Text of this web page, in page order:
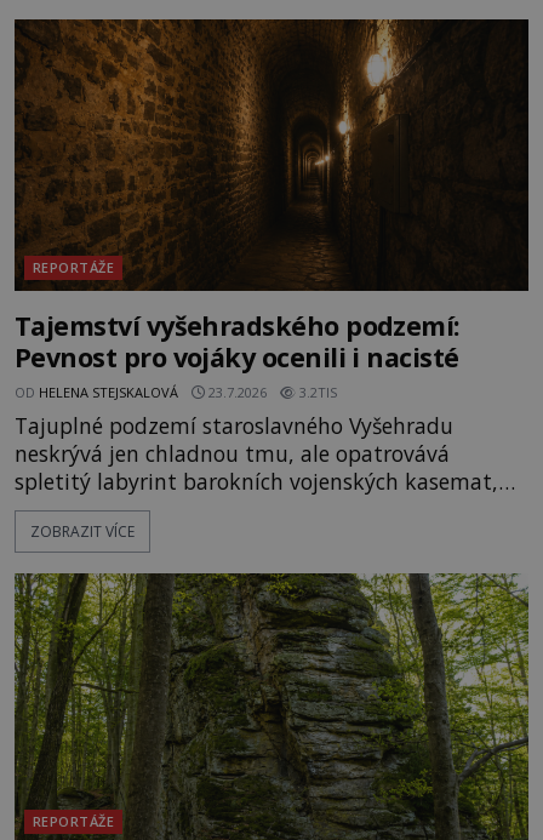
vrch Hr
REPORTÁŽE
Tajemství vyšehradského podzemí:
Pevnost pro vojáky ocenili i nacisté
OD HELENA STEJSKALOVÁ 23.7.2026 3.2TIS
Tajuplné podzemí staroslavného Vyšehradu
neskrývá jen chladnou tmu, ale opatrovává
spletitý labyrint barokních vojenských kasemat,
zapomenuté chrámy a vzácné národní poklady.
Hluboko uvnitř mohutné skály nad řekou Vltavou
vyhýbá shonu moderní metropole. Místo, ke
kterému se vážou nejstarší české mýty, ve svých
temných útrobách střeží monumentální
ZOBRAZIT VÍCE
REPORTÁŽE